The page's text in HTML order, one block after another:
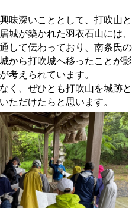
味深いこととして、打吹山と
城が築かれた羽衣石山には、
して伝わっており、南条氏の
から打吹城へ移ったことが影
考えられています。
く、ぜひとも打吹山を城跡と
ただけたらと思います。